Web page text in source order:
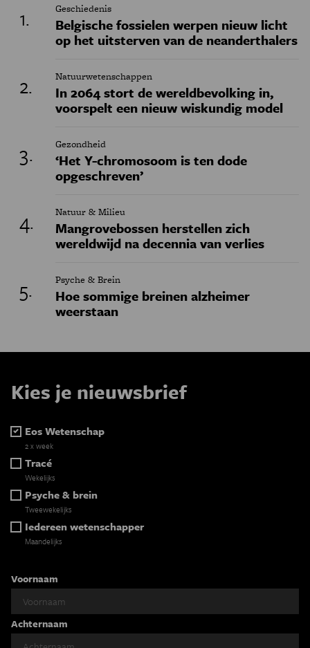
Geschiedenis
Belgische fossielen werpen nieuw licht
op het uitsterven van de neanderthalers
Natuurwetenschappen
In 2064 stort de wereldbevolking in,
voorspelt een nieuw wiskundig model
Gezondheid
‘Het Y-chromosoom is ten dode
opgeschreven’
Natuur & Milieu
Mangrovebossen herstellen zich
wereldwijd na decennia van verlies
Psyche & Brein
Hoe sommige breinen alzheimer
weerstaan
Kies je nieuwsbrief
Eos Wetenschap
2 x week
Tracé
Wekelijks
Psyche & brein
Tweewekelijks
Iedereen wetenschapper
Maandelijks
Voornaam
Achternaam